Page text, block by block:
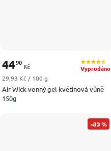
Air Wick vonný gel květinová vůně
150g
Vyprodáno
4490
Kč
Měrná cena:
29,93 Kč / 100 g
–33 %